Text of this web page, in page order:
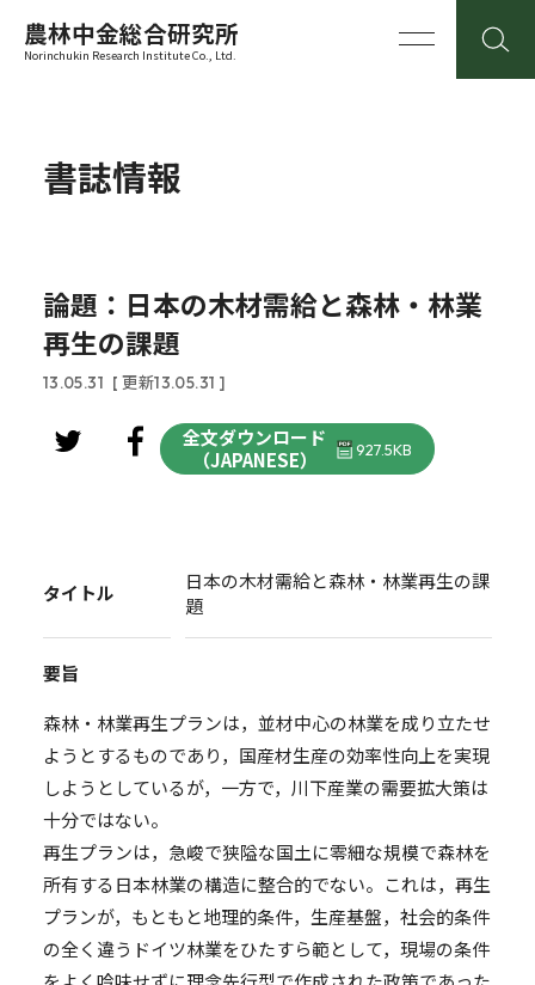
農林中金総合研究所
Norinchukin Research Institute Co., Ltd.
書誌情報
論題：日本の木材需給と森林・林業
再生の課題
13.05.31 [ 更新13.05.31 ]
全文ダウンロード
（JAPANESE）
927.5KB
タイトル
日本の木材需給と森林・林業再生の課
題
要旨
森林・林業再生プランは，並材中心の林業を成り立たせ
ようとするものであり，国産材生産の効率性向上を実現
しようとしているが，一方で，川下産業の需要拡大策は
十分ではない。
再生プランは，急峻で狭隘な国土に零細な規模で森林を
所有する日本林業の構造に整合的でない。これは，再生
プランが，もともと地理的条件，生産基盤，社会的条件
の全く違うドイツ林業をひたすら範として，現場の条件